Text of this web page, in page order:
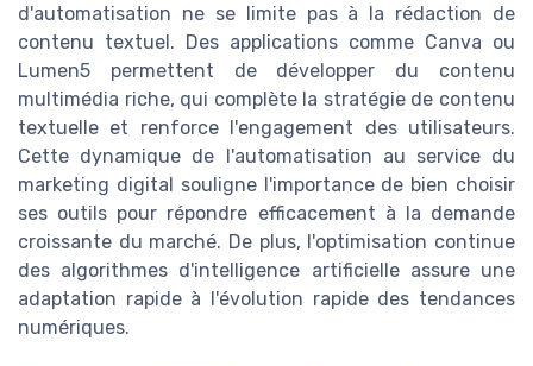
d'automatisation ne se limite pas à la rédaction de
contenu textuel. Des applications comme Canva ou
Lumen5 permettent de développer du contenu
multimédia riche, qui complète la stratégie de contenu
textuelle et renforce l'engagement des utilisateurs.
Cette dynamique de l'automatisation au service du
marketing digital souligne l'importance de bien choisir
ses outils pour répondre efficacement à la demande
croissante du marché. De plus, l'optimisation continue
des algorithmes d'intelligence artificielle assure une
adaptation rapide à l'évolution rapide des tendances
numériques.